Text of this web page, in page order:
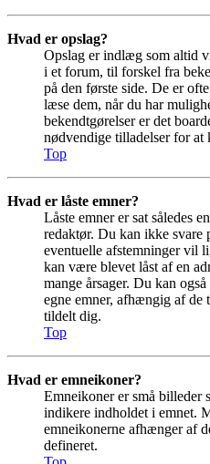
Hvad er opslag?
Opslag er indlæg som altid
i et forum, til forskel fra
på den første side. De er
læse dem, når du har
bekendtgørelser er det
nødvendige tilladelser for at
Top
Hvad er låste emner?
Låste emner er sat således
redaktør. Du kan ikke svare
eventuelle afstemninger vil
kan være blevet låst af en
mange årsager. Du kan
egne emner, afhængig af de
tildelt dig.
Top
Hvad er emneikoner?
Emneikoner er små
indikere indholdet i emnet.
emneikonerne afhænger af
defineret.